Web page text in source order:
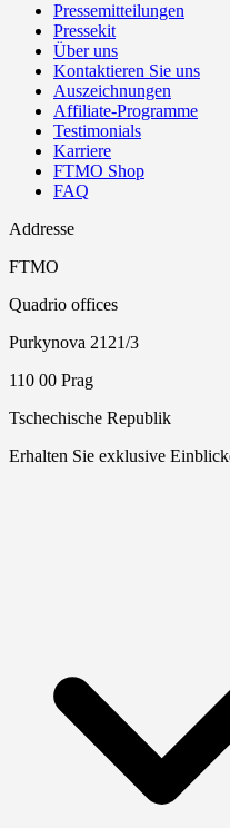
Pressemitteilungen
Pressekit
Über uns
Kontaktieren Sie uns
Auszeichnungen
Affiliate-Programme
Testimonials
Karriere
FTMO Shop
FAQ
Addresse
FTMO
Quadrio offices
Purkynova 2121/3
110 00 Prag
Tschechische Republik
Erhalten Sie exklusive